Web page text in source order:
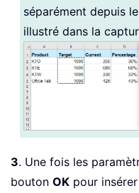
séparément depuis
illustré dans la
3. Une fois les
bouton OK pour